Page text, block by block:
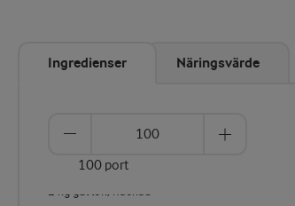
Ingredienser Näringsvärde
100 port
2 kg gul lök, hackad